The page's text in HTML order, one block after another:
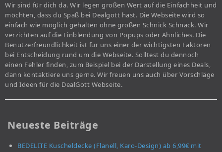
Wir sind für dich da. Wir legen großen Wert auf die Einfachheit und
möchten, dass du Spaß bei Dealgott hast. Die Webseite wird so
einfach wie möglich gehalten ohne großen Schnick Schnack. Wir
verzichten auf die Einblendung von Popups oder Ähnliches. Die
Benutzerfreundlichkeit ist für uns einer der wichtigsten Faktoren
bei Entscheidung rund um die Webseite. Solltest du dennoch
einen Fehler finden, zum Beispiel bei der Darstellung eines Deals,
dann kontaktiere uns gerne. Wir freuen uns auch über Vorschläge
und Ideen für die DealGott Webseite.
Neueste Beiträge
BEDELITE Kuscheldecke (Flanell, Karo-Design) ab 6,99€ mit